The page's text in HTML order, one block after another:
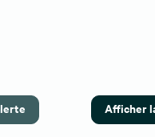
Afficher